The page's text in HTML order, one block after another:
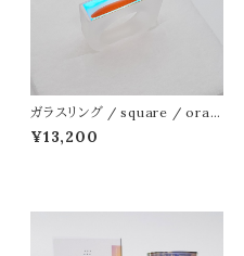
ガラスリング / square / oran
ge-light blue
¥13,200